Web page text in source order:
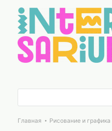
Главная Рисование и графика